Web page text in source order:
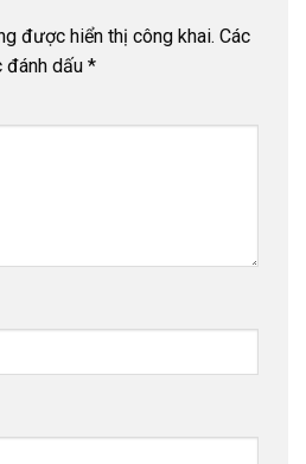
được hiển thị công khai. Các
dấu *